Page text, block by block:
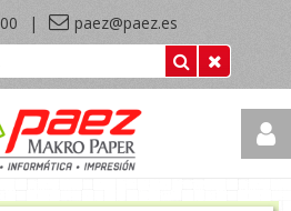
| paez@paez.es